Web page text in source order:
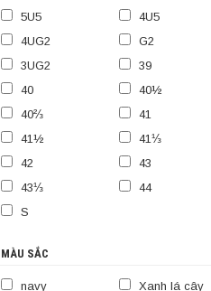
5U5
4U5
4UG2
G2
3UG2
39
40
40½
40⅔
41
41½
41⅓
42
43
43⅓
44
S
MÀU SẮC
navy
Xanh lá cây